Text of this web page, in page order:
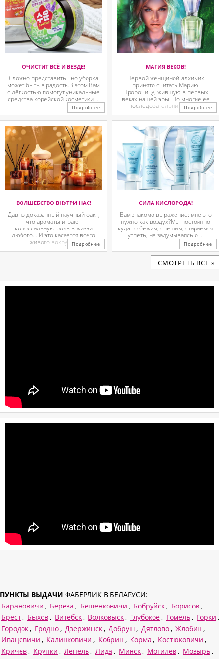
ОЧИСТИТ ВСЁ И ВЕЗДЕ!
Сложно представить - но уборка
может быть в радость.В этом Вам
с лёгкостью помогут уникальные
средства корейской косметики ...
Подробнее
МАГИЯ ВЕКОВ!
Первой женщиной-алхимик
принято считать Марию
Пророчицу, жившую в первых
веках нашей эры. Но многие ее
последовательницы так ...
Подробнее
ВОЛШЕБСТВО ВНУТРИ НАС!
Давно доказанный научный факт,
что ароматы играют
колоссальную роль в жизни
любого… И это касается всего
живого вокруг. ...Подробнее
СИЛА КИСЛОРОДА!
Вам знакомо выражение: мне это
нужно как воздух?Мы постоянно
куда-то бежим, спешим, стараемся
успеть, не задумываясь о ...
Подробнее
CМОТРЕТЬ ВСЕ »
ПУНКТЫ ВЫДАЧИ ФАБЕРЛИК В БЕЛАРУСИ:
Барановичи , Береза , Бешенковичи , Бобруйск , Борисов ,
Брест , Быхов , Витебск , Волковыск , Глубокое , Гомель , Горки ,
Городок , Гродно , Дзержинск , Добруш , Дятлово , Жлобин ,
Ивацевичи , Калинковичи , Кобрин , Корма , Костюковичи ,
Кричев , Крупки , Лепель , Лида , Минск , Могилев , Мозырь ,